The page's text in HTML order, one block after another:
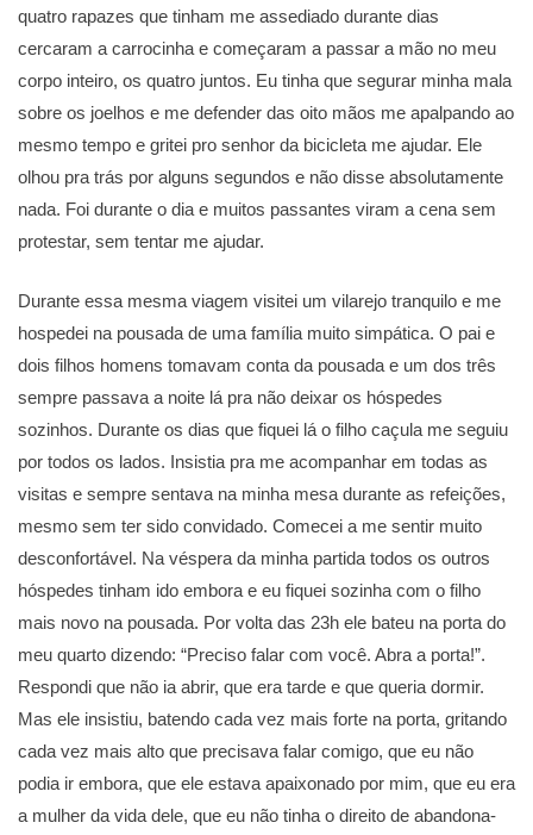
quatro rapazes que tinham me assediado durante dias
cercaram a carrocinha e começaram a passar a mão no meu
corpo inteiro, os quatro juntos. Eu tinha que segurar minha mala
sobre os joelhos e me defender das oito mãos me apalpando ao
mesmo tempo e gritei pro senhor da bicicleta me ajudar. Ele
olhou pra trás por alguns segundos e não disse absolutamente
nada. Foi durante o dia e muitos passantes viram a cena sem
protestar, sem tentar me ajudar.
Durante essa mesma viagem visitei um vilarejo tranquilo e me
hospedei na pousada de uma família muito simpática. O pai e
dois filhos homens tomavam conta da pousada e um dos três
sempre passava a noite lá pra não deixar os hóspedes
sozinhos. Durante os dias que fiquei lá o filho caçula me seguiu
por todos os lados. Insistia pra me acompanhar em todas as
visitas e sempre sentava na minha mesa durante as refeições,
mesmo sem ter sido convidado. Comecei a me sentir muito
desconfortável. Na véspera da minha partida todos os outros
hóspedes tinham ido embora e eu fiquei sozinha com o filho
mais novo na pousada. Por volta das 23h ele bateu na porta do
meu quarto dizendo: “Preciso falar com você. Abra a porta!”.
Respondi que não ia abrir, que era tarde e que queria dormir.
Mas ele insistiu, batendo cada vez mais forte na porta, gritando
cada vez mais alto que precisava falar comigo, que eu não
podia ir embora, que ele estava apaixonado por mim, que eu era
a mulher da vida dele, que eu não tinha o direito de abandona-